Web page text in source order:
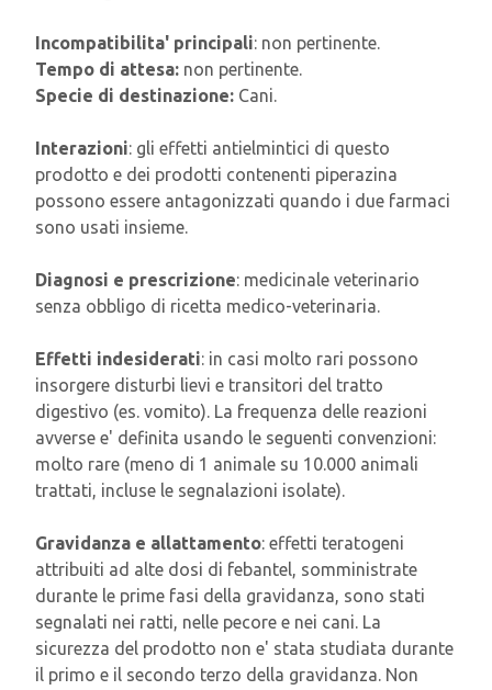
Incompatibilita' principali: non pertinente.
Tempo di attesa: non pertinente.
Specie di destinazione: Cani.
Interazioni: gli effetti antielmintici di questo
prodotto e dei prodotti contenenti piperazina
possono essere antagonizzati quando i due farmaci
sono usati insieme.
Diagnosi e prescrizione: medicinale veterinario
senza obbligo di ricetta medico-veterinaria.
Effetti indesiderati: in casi molto rari possono
insorgere disturbi lievi e transitori del tratto
digestivo (es. vomito). La frequenza delle reazioni
avverse e' definita usando le seguenti convenzioni:
molto rare (meno di 1 animale su 10.000 animali
trattati, incluse le segnalazioni isolate).
Gravidanza e allattamento: effetti teratogeni
attribuiti ad alte dosi di febantel, somministrate
durante le prime fasi della gravidanza, sono stati
segnalati nei ratti, nelle pecore e nei cani. La
sicurezza del prodotto non e' stata studiata durante
il primo e il secondo terzo della gravidanza. Non